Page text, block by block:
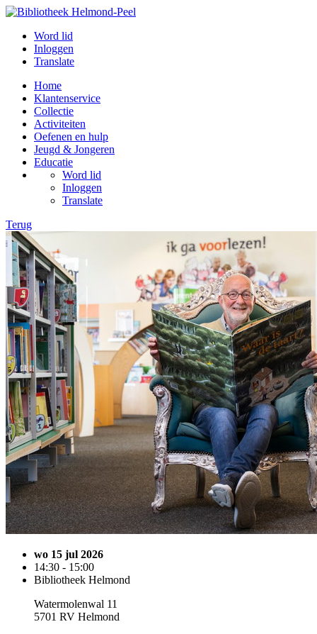
Word lid
Inloggen
Translate
Home
Klantenservice
Collectie
Activiteiten
Oefenen en hulp
Jeugd & Jongeren
Educatie
Word lid
Inloggen
Translate
Terug
wo 15 jul 2026
14:30 - 15:00
Bibliotheek Helmond
Watermolenwal 11
5701 RV Helmond